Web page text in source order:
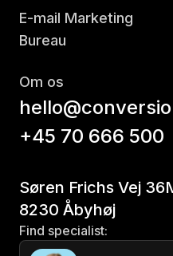
E-mail Marketing
Bureau
Om os
+45 70 666 500
Søren Frichs Vej
8230 Åbyhøj
Find specialist: